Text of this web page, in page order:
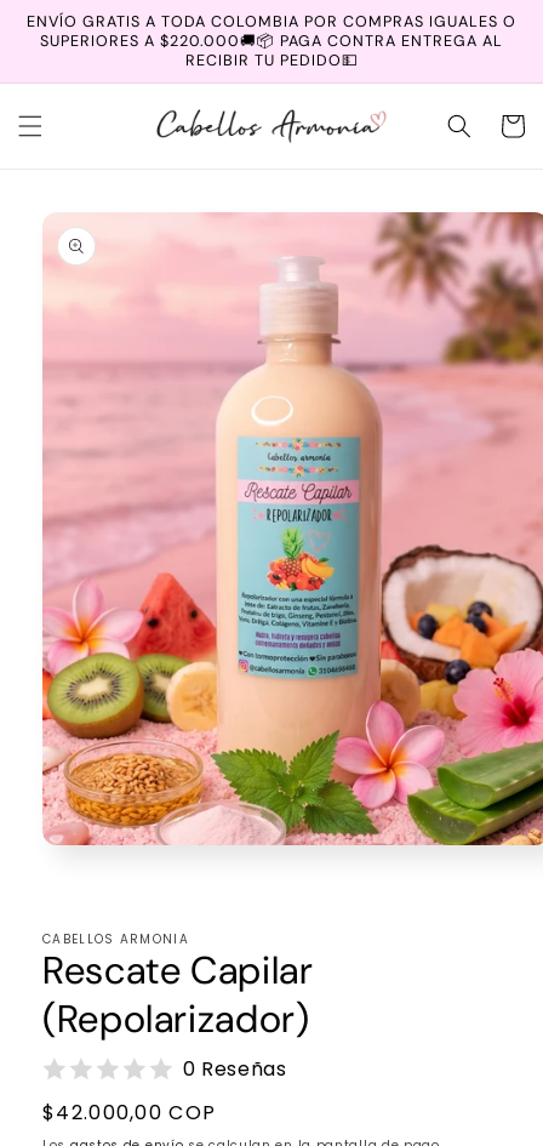
directamente
al contenido
ENVÍO GRATIS A TODA COLOMBIA POR COMPRAS IGUALES O
SUPERIORES A $220.000🚚📦 PAGA CONTRA ENTREGA AL
RECIBIR TU PEDIDO💵
Carrito
directamente
información
del producto
una
ventana
modal
CABELLOS ARMONIA
Rescate Capilar
(Repolarizador)
0 Reseñas
Precio
$42.000,00 COP